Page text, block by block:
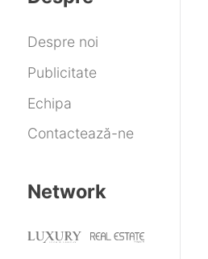
Despre noi
Publicitate
Echipa
Contactează-ne
Network